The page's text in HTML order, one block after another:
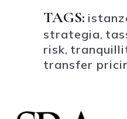
TAGS:
strategia,
risk,
transfer